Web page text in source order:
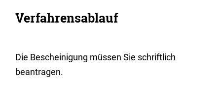
Verfahrensablauf
Die Bescheinigung müssen Sie schriftlich
beantragen.